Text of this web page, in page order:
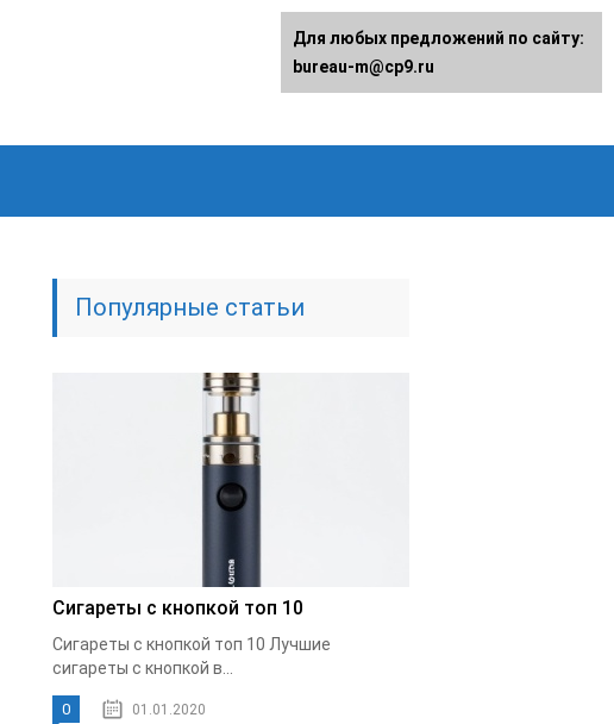
Популярные статьи
Сигареты с кнопкой топ 10
Сигареты с кнопкой топ 10 Лучшие
сигареты с кнопкой в...
0 01.01.2020
Для любых предложений по сайту:
bureau-m@cp9.ru